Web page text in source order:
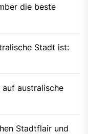
die beste
Stadt ist:
auf australische
Stadtflair und